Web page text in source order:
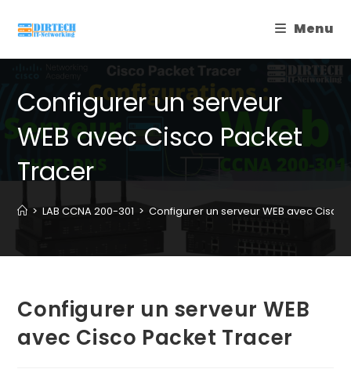
Menu
Configurer un serveur
WEB avec Cisco Packet
Tracer
> LAB CCNA 200-301 > Configurer un serveur WEB avec Cisco
Configurer un serveur WEB
avec Cisco Packet Tracer